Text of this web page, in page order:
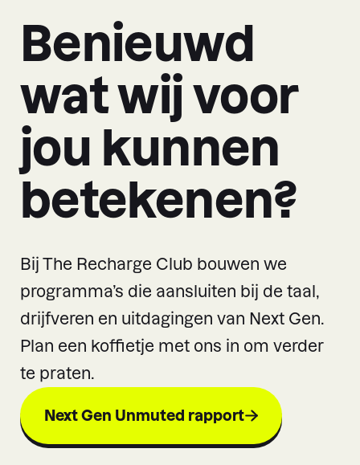
Benieuwd
wat wij voor
jou kunnen
betekenen?
Bij The Recharge Club bouwen we
programma’s die aansluiten bij de taal,
drijfveren en uitdagingen van Next Gen.
Plan een koffietje met ons in om verder
te praten.
Next Gen Unmuted rapport